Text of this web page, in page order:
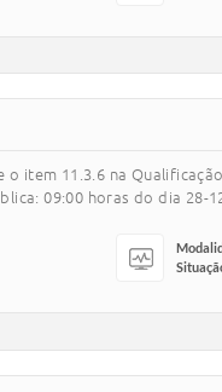
item 11.3.6 na
09:00 horas do dia 28-